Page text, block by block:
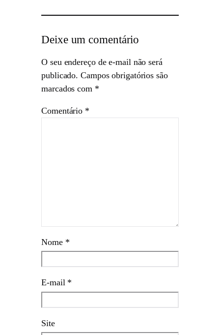
Deixe um comentário
O seu endereço de e-mail não será
publicado. Campos obrigatórios são
marcados com *
Comentário *
Nome *
E-mail *
Site